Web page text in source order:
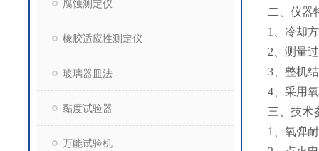
腐蚀测定仪
橡胶适应性测定仪
玻璃器皿法
黏度试验器
万能试验机
二、仪器
1、冷却
2、测量
3、整机
4、采用
三、技术
1、氧弹